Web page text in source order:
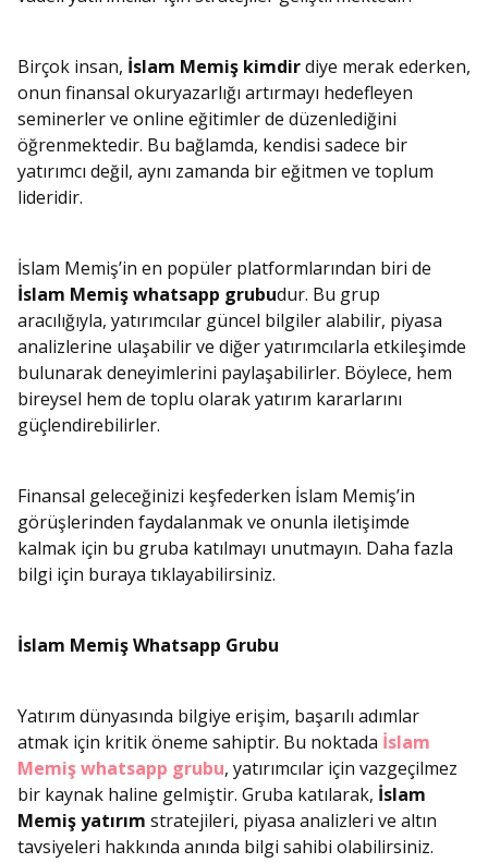
Birçok insan, İslam Memiş kimdirdiye merak ederken,
onun finansal okuryazarlığı artırmayı hedefleyen
seminerler ve online eğitimler de düzenlediğini
öğrenmektedir. Bu bağlamda, kendisi sadece bir
yatırımcı değil, aynı zamanda bir eğitmen ve toplum
lideridir.
İslam Memiş’in en popüler platformlarından biri de
İslam Memiş whatsapp grubudur. Bu grup
aracılığıyla, yatırımcılar güncel bilgiler alabilir, piyasa
analizlerine ulaşabilir ve diğer yatırımcılarla etkileşimde
bulunarak deneyimlerini paylaşabilirler. Böylece, hem
bireysel hem de toplu olarak yatırım kararlarını
güçlendirebilirler.
Finansal geleceğinizi keşfederken İslam Memiş’in
görüşlerinden faydalanmak ve onunla iletişimde
kalmak için bu gruba katılmayı unutmayın. Daha fazla
bilgi için buraya tıklayabilirsiniz.
İslam Memiş Whatsapp Grubu
Yatırım dünyasında bilgiye erişim, başarılı adımlar
atmak için kritik öneme sahiptir. Bu noktada İslam
Memiş whatsapp grubu, yatırımcılar için vazgeçilmez
bir kaynak haline gelmiştir. Gruba katılarak, İslam
Memiş yatırım stratejileri, piyasa analizleri ve altın
tavsiyeleri hakkında anında bilgi sahibi olabilirsiniz.